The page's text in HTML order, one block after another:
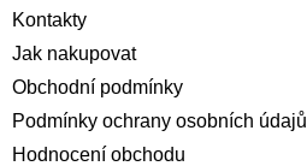
Kontakty
Jak nakupovat
Obchodní podmínky
Podmínky ochrany osobních údajů
Hodnocení obchodu